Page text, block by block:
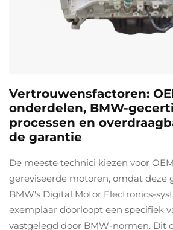
Vertrouwensfactoren:
onderdelen, BMW-
processen en
de garantie
De meeste technici kiezen voor
gereviseerde motoren, omdat deze
BMW's Digital Motor Electronics-
exemplaar doorloopt een specifiek
vastgelegd door BMW-normen. Dit